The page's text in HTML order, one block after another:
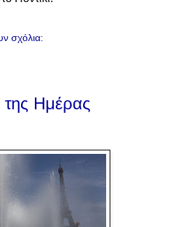
σχόλια:
της Ημέρας